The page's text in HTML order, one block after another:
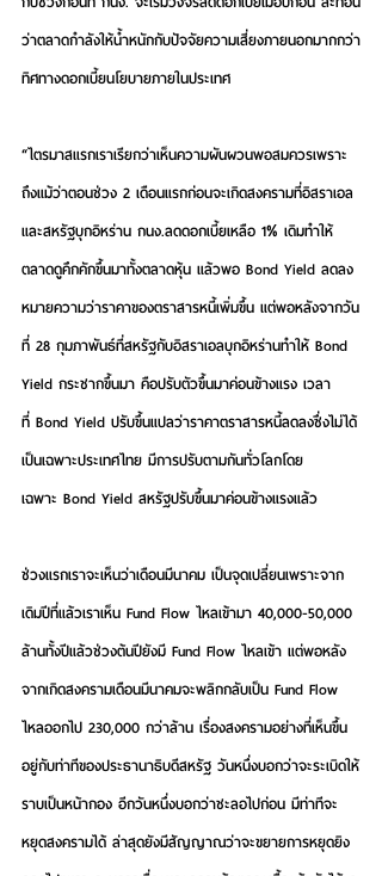
ว่าตลาดกำลังให้น้ำหนักกับปัจจัยความเสี่ยงภายนอกมากกว่า
ทิศทางดอกเบี้ยนโยบายภายในประเทศ
“ไตรมาสแรกเราเรียกว่าเห็นความผันผวนพอสมควรเพราะ
ถึงแม้ว่าตอนช่วง 2 เดือนแรกก่อนจะเกิดสงครามที่อิสราเอล
และสหรัฐบุกอิหร่าน กนง.ลดดอกเบี้ยเหลือ 1% เดิมทําให้
ตลาดดูคึกคักขึ้นมาทั้งตลาดหุ้น แล้วพอ Bond Yield ลดลง
หมายความว่าราคาของตราสารหนี้เพิ่มขึ้น แต่พอหลังจากวัน
ที่ 28 กุมภาพันธ์ที่สหรัฐกับอิสราเอลบุกอิหร่านทำให้ Bond
Yield กระชากขึ้นมา คือปรับตัวขึ้นมาค่อนข้างแรง เวลา
ที่ Bond Yield ปรับขึ้นแปลว่าราคาตราสารหนี้ลดลงซึ่งไม่ได้
เป็นเฉพาะประเทศไทย มีการปรับตามกันทั่วโลกโดย
เฉพาะ Bond Yield สหรัฐปรับขึ้นมาค่อนข้างแรงแล้ว
ช่วงแรกเราจะเห็นว่าเดือนมีนาคม เป็นจุดเปลี่ยนเพราะจาก
เดิมปีที่แล้วเราเห็น Fund Flow ไหลเข้ามา 40,000-50,000
ล้านทั้งปีแล้วช่วงต้นปียังมี Fund Flow ไหลเข้า แต่พอหลัง
จากเกิดสงครามเดือนมีนาคมจะพลิกกลับเป็น Fund Flow
ไหลออกไป 230,000 กว่าล้าน เรื่องสงครามอย่างที่เห็นขึ้น
อยู่กับท่าทีของประธานาธิบดีสหรัฐ วันหนึ่งบอกว่าจะระเบิดให้
ราบเป็นหน้ากอง อีกวันหนึ่งบอกว่าชะลอไปก่อน มีท่าทีจะ
หยุดสงครามได้ ล่าสุดยังมีสัญญาณว่าจะขยายการหยุดยิง